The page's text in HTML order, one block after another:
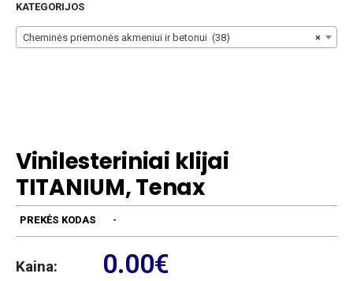
KATEGORIJOS
×
Cheminės priemonės akmeniui ir betonui (38)
Vinilesteriniai klijai
TITANIUM, Tenax
PREKĖS KODAS -
Kaina: 0.00€